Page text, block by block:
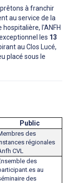
à franchir
au service de la
l'ANFH
les 13
au Clos Lucé,
placé sous le
Public
des
régionales
CVL
des
au
des